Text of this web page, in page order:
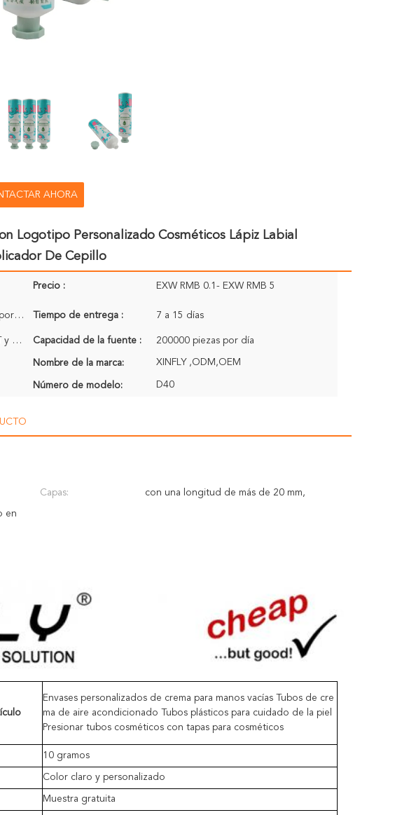
AHORA
Logotipo Personalizado Cosméticos Lápiz Labial
De Cepillo
Precio : EXW RMB 0.1- EXW RMB 5
Embalaje en cajas de cartón de exportación Tiempo de entrega : 7 a 15 días
Pago: 30% como depósito por T/T y el saldo 70% pagado en la copia del recibo de B/L Capacidad de la fuente : 200000 piezas por día
Nombre de la marca: XINFLY ,ODM,OEM
Número de modelo: D40
Capas: con una longitud de más de 20 mm,
en
Envases personalizados de crema para manos vacías Tubos de cre
ma de aire acondicionado Tubos plásticos para cuidado de la piel
Presionar tubos cosméticos con tapas para cosméticos
10 gramos
Color claro y personalizado
Muestra gratuita